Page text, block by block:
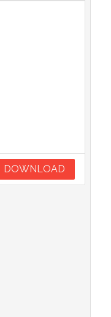
DOWNLOAD